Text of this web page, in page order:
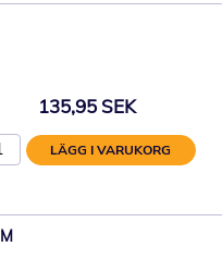
135,95 SEK
LÄGG I VARUKORG